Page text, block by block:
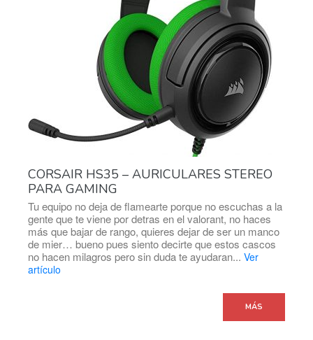
CORSAIR HS35 – AURICULARES STEREO
PARA GAMING
Tu equipo no deja de flamearte porque no escuchas a la
gente que te viene por detras en el valorant, no haces
más que bajar de rango, quieres dejar de ser un manco
de mier… bueno pues siento decirte que estos cascos
no hacen milagros pero sin duda te ayudaran... Ver
artículo
MÁS